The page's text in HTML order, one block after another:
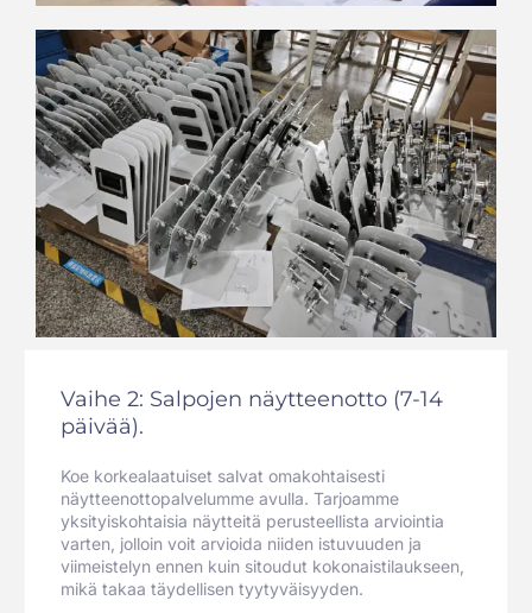
Vaihe 2: Salpojen näytteenotto (7-14
päivää).
Koe korkealaatuiset salvat omakohtaisesti
näytteenottopalvelumme avulla. Tarjoamme
yksityiskohtaisia näytteitä perusteellista arviointia
varten, jolloin voit arvioida niiden istuvuuden ja
viimeistelyn ennen kuin sitoudut kokonaistilaukseen,
mikä takaa täydellisen tyytyväisyyden.